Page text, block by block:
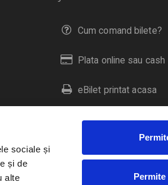
sociale și
și de
alte
Cum comand bilete?
Plata online sau cash
eBilet printat acasa
Livrare prin curier
Duplicare bilete